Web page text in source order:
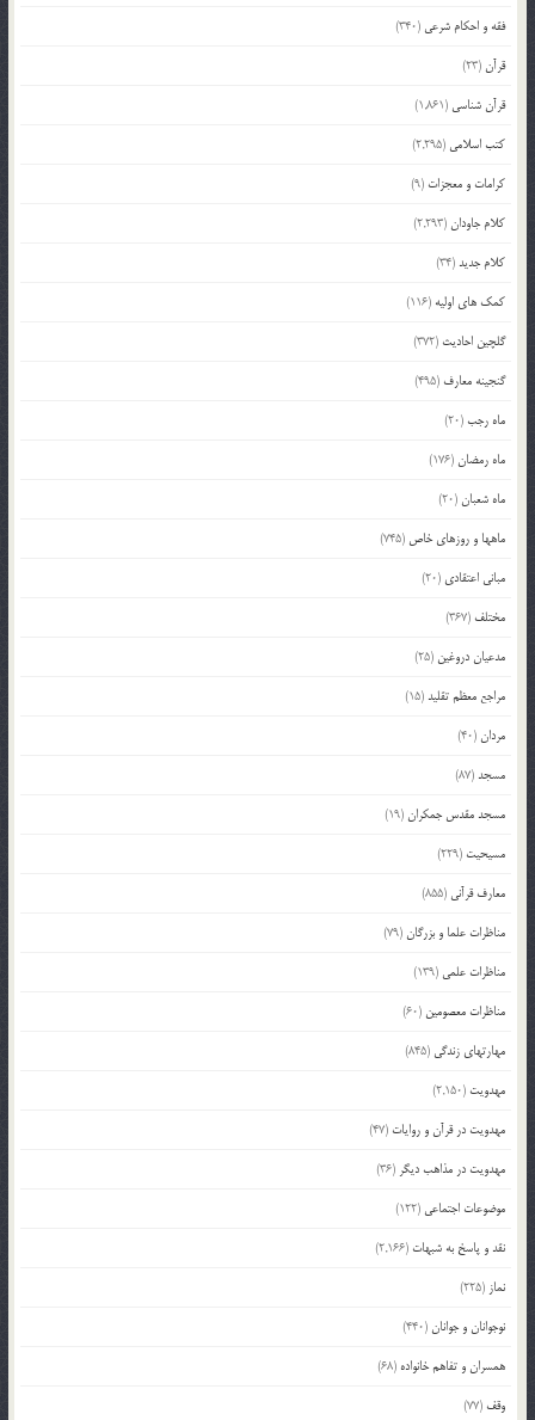
فقه و احکام شرعی (340)
قرآن(23)
قرآن شناسی (1,861)
کتب اسلامی (2,295)
کرامات و معجزات (9)
کلام جاودان(2,293)
کلام جدید(34)
کمک های اولیه (116)
گلچین احادیث (372)
گنجینه معارف (495)
ماه رجب(20)
ماه رمضان(176)
ماه شعبان(20)
ماهها و روزهای خاص (745)
مبانی اعتقادی (20)
مختلف (367)
مدعیان دروغین (25)
مراجع معظم تقلید(15)
مردان(40)
مسجد(87)
مسجد مقدس جمکران(19)
مسیحیت (229)
معارف قرآنی (855)
مناظرات علما و بزرگان(79)
مناظرات علمی (139)
مناظرات معصومین (60)
مهارتهای زندگی (845)
مهدویت (2,150)
مهدویت در قرآن و روایات (47)
مهدویت در مذاهب دیگر (36)
موضوعات اجتماعی (122)
نقد و پاسخ به شبهات (2,166)
نماز (225)
نوجوانان و جوانان(440)
همسران و تفاهم خانواده (68)
وقف (77)